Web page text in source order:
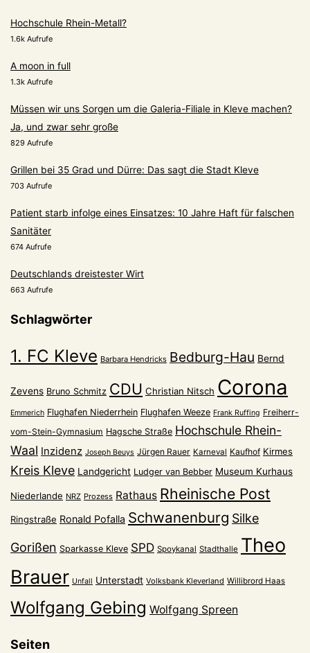
Hochschule Rhein-Metall?
1.6k Aufrufe
A moon in full
1.3k Aufrufe
Müssen wir uns Sorgen um die Galeria-Filiale in Kleve machen?
Ja, und zwar sehr große
829 Aufrufe
Grillen bei 35 Grad und Dürre: Das sagt die Stadt Kleve
703 Aufrufe
Patient starb infolge eines Einsatzes: 10 Jahre Haft für falschen
Sanitäter
674 Aufrufe
Deutschlands dreistester Wirt
663 Aufrufe
Schlagwörter
1. FC Kleve Barbara Hendricks Bedburg-Hau Bernd
Zevens Bruno Schmitz CDU Christian Nitsch Corona
Emmerich Flughafen Niederrhein Flughafen Weeze Frank Ruffing Freiherr-
vom-Stein-Gymnasium Hagsche Straße Hochschule Rhein-
Waal Inzidenz Joseph Beuys Jürgen Rauer Karneval Kaufhof Kirmes
Kreis Kleve Landgericht Ludger van Bebber Museum Kurhaus
Niederlande NRZ Prozess Rathaus Rheinische Post
Ringstraße Ronald Pofalla Schwanenburg Silke
Gorißen Sparkasse Kleve SPD Spoykanal Stadthalle Theo
Brauer Unfall Unterstadt Volksbank Kleverland Willibrord Haas
Wolfgang Gebing Wolfgang Spreen
Seiten